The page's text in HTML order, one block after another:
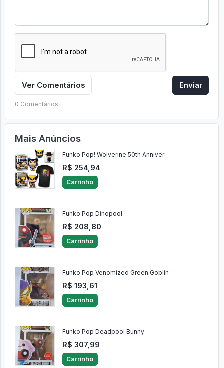
Ver Comentários Enviar
0 Comentários
Mais Anúncios
Funko Pop! Wolverine 50th Anniver
R$ 254,94
Carrinho
Funko Pop Dinopool
R$ 208,80
Carrinho
Funko Pop Venomized Green Goblin
R$ 193,61
Carrinho
Funko Pop Deadpool Bunny
R$ 307,99
Carrinho